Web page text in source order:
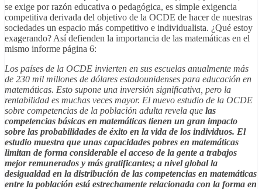
se exige por razón educativa o pedagógica, es simple exigencia
competitiva derivada del objetivo de la OCDE de hacer de nuestras
sociedades un espacio más competitivo e individualista. ¿Qué estoy
exagerando? Así defienden la importancia de las matemáticas en el
mismo informe página 6:
Los países de la OCDE invierten en sus escuelas anualmente más
de 230 mil millones de dólares estadounidenses para educación en
matemáticas. Esto supone una inversión significativa, pero la
rentabilidad es muchas veces mayor. El nuevo estudio de la OCDE
sobre competencias de la población adulta revela que las
competencias básicas en matemáticas tienen un gran impacto
sobre las probabilidades de éxito en la vida de los individuos. El
estudio muestra que unas capacidades pobres en matemáticas
limitan de forma considerable el acceso de la gente a trabajos
mejor remunerados y más gratificantes; a nivel global la
desigualdad en la distribución de las competencias en matemáticas
entre la población está estrechamente relacionada con la forma en